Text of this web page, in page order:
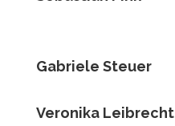
Gabriele Steuer
Veronika Leibrecht